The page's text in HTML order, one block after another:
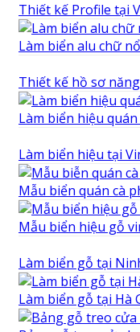
Thiết kế Profile tại
Làm biển alu chữ
Thiết kế hồ sơ
Làm biển hiệu
Làm biển hiệu tại
Mẫu biển quán cà
Mẫu biển hiệu gỗ
Làm biển gỗ tại
Làm biển gỗ tại Hà